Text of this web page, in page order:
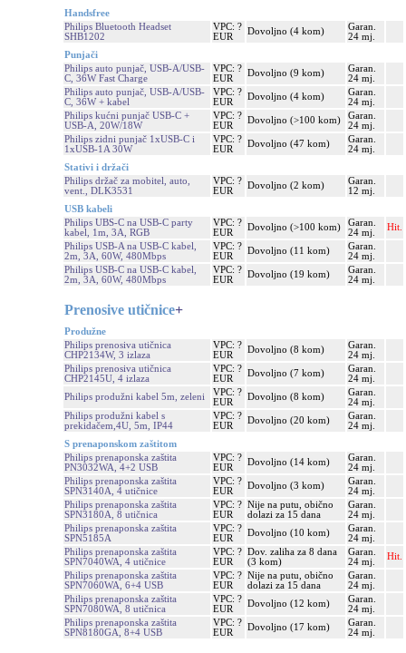
Handsfree
Philips Bluetooth Headset
SHB1202
VPC: ?
EUR
Dovoljno (4 kom)
Garan.
24 mj.
Punjači
Philips auto punjač, USB-A/USB-
C, 36W Fast Charge
VPC: ?
EUR
Dovoljno (9 kom)
Garan.
24 mj.
Philips auto punjač, USB-A/USB-
C, 36W + kabel
VPC: ?
EUR
Dovoljno (4 kom)
Garan.
24 mj.
Philips kućni punjač USB-C +
USB-A, 20W/18W
VPC: ?
EUR
Dovoljno (>100 kom)
Garan.
24 mj.
Philips zidni punjač 1xUSB-C i
1xUSB-1A 30W
VPC: ?
EUR
Dovoljno (47 kom)
Garan.
24 mj.
Stativi i držači
Philips držač za mobitel, auto,
vent., DLK3531
VPC: ?
EUR
Dovoljno (2 kom)
Garan.
12 mj.
USB kabeli
Philips UBS-C na USB-C party
kabel, 1m, 3A, RGB
VPC: ?
EUR
Dovoljno (>100 kom)
Garan.
24 mj.
Hit.
Philips USB-A na USB-C kabel,
2m, 3A, 60W, 480Mbps
VPC: ?
EUR
Dovoljno (11 kom)
Garan.
24 mj.
Philips USB-C na USB-C kabel,
2m, 3A, 60W, 480Mbps
VPC: ?
EUR
Dovoljno (19 kom)
Garan.
24 mj.
Prenosive utičnice+
Produžne
Philips prenosiva utičnica
CHP2134W, 3 izlaza
VPC: ?
EUR
Dovoljno (8 kom)
Garan.
24 mj.
Philips prenosiva utičnica
CHP2145U, 4 izlaza
VPC: ?
EUR
Dovoljno (7 kom)
Garan.
24 mj.
Philips produžni kabel 5m, zeleni
VPC: ?
EUR
Dovoljno (8 kom)
Garan.
24 mj.
Philips produžni kabel s
prekidačem,4U, 5m, IP44
VPC: ?
EUR
Dovoljno (20 kom)
Garan.
24 mj.
S prenaponskom zaštitom
Philips prenaponska zaštita
PN3032WA, 4+2 USB
VPC: ?
EUR
Dovoljno (14 kom)
Garan.
24 mj.
Philips prenaponska zaštita
SPN3140A, 4 utičnice
VPC: ?
EUR
Dovoljno (3 kom)
Garan.
24 mj.
Philips prenaponska zaštita
SPN3180A, 8 utičnica
VPC: ?
EUR
Nije na putu, obično
dolazi za 15 dana
Garan.
24 mj.
Philips prenaponska zaštita
SPN5185A
VPC: ?
EUR
Dovoljno (10 kom)
Garan.
24 mj.
Philips prenaponska zaštita
SPN7040WA, 4 utičnice
VPC: ?
EUR
Dov. zaliha za 8 dana
(3 kom)
Garan.
24 mj.
Hit.
Philips prenaponska zaštita
SPN7060WA, 6+4 USB
VPC: ?
EUR
Nije na putu, obično
dolazi za 15 dana
Garan.
24 mj.
Philips prenaponska zaštita
SPN7080WA, 8 utičnica
VPC: ?
EUR
Dovoljno (12 kom)
Garan.
24 mj.
Philips prenaponska zaštita
SPN8180GA, 8+4 USB
VPC: ?
EUR
Dovoljno (17 kom)
Garan.
24 mj.